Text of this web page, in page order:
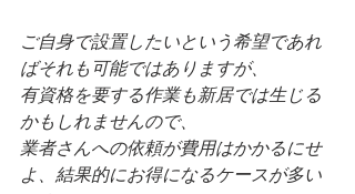
ご自身で設置したいという希望であれ
ばそれも可能ではありますが、
有資格を要する作業も新居では生じる
かもしれませんので、
業者さんへの依頼が費用はかかるにせ
よ、結果的にお得になるケースが多い